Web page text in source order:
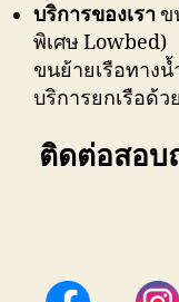
บริการของเรา ข
พิเศษ Lowbed)
ขนย้ายเรือทางน้
บริการยกเรือด้
ติดต่อสอบ